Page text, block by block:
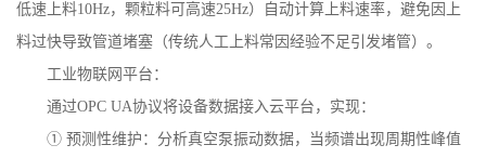
低速上料10Hz，颗粒料可高速25Hz）自动计算上料速率，避免因上
料过快导致管道堵塞（传统人工上料常因经验不足引发堵管）。
工业物联网平台：
通过OPC UA协议将设备数据接入云平台，实现：
① 预测性维护：分析真空泵振动数据，当频谱出现周期性峰值